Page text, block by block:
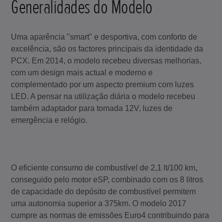
Generalidades do Modelo
Uma aparência "smart" e desportiva, com conforto de
excelência, são os factores principais da identidade da
PCX. Em 2014, o modelo recebeu diversas melhorias,
com um design mais actual e moderno e
complementado por um aspecto premium com luzes
LED. A pensar na utilização diária o modelo recebeu
também adaptador para tomada 12V, luzes de
emergência e relógio.
O eficiente consumo de combustível de 2,1 lt/100 km,
conseguido pelo motor eSP, combinado com os 8 litros
de capacidade do depósito de combustível permitem
uma autonomia superior a 375km. O modelo 2017
cumpre as normas de emissões Euro4 contribuindo para